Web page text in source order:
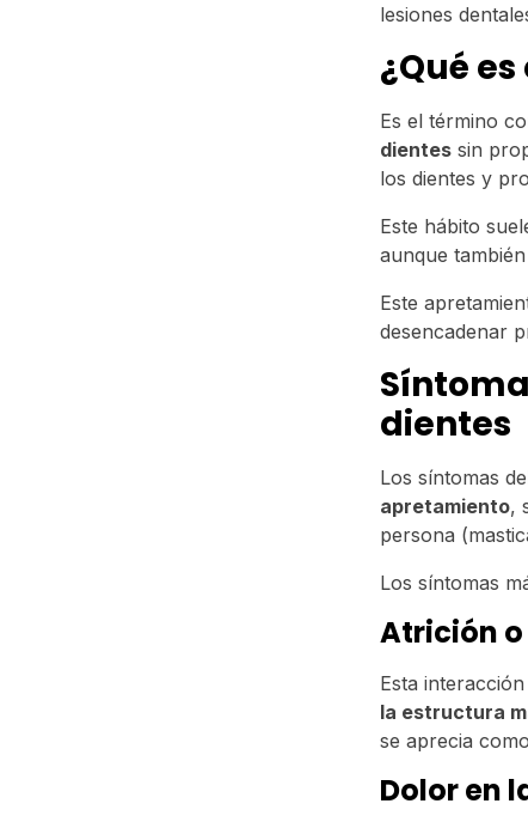
lesiones
¿Qué
Es el término
dientes sin
los dientes y
Este hábito
aunque
Este
desencadenar
dientes
Los síntomas
apretamiento,
persona
Los síntomas
Atrición
Esta
la estructura
se aprecia
Dolor en